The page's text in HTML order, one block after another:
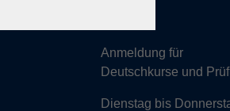
Anmeldung für
Deutschkurse und
Dienstag bis